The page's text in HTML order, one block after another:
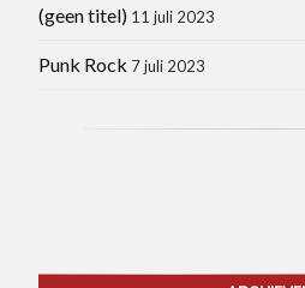
(geen titel) 11 juli 2023
Punk Rock 7 juli 2023